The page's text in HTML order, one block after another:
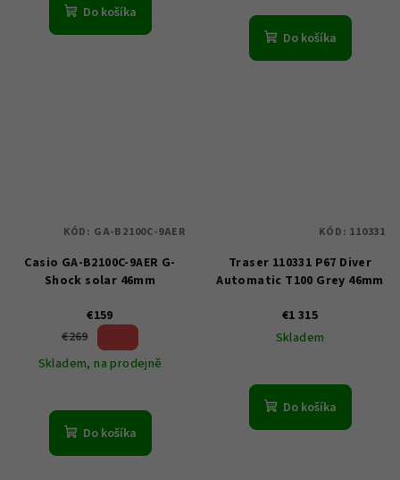
Do košíka
Do košíka
Casio GA-B2100C-9AER G-
Shock solar 46mm
€159
€269
Skladem, na prodejně
Do košíka
KÓD: GA-B2100C-9AER
Traser 110331 P67 Diver
Automatic T100 Grey 46mm
€1 315
Skladem
Do košíka
KÓD: 110331